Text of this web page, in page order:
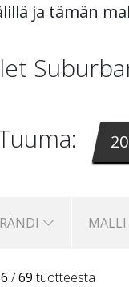
ja tämän
20
MALLI
/69tuotteesta